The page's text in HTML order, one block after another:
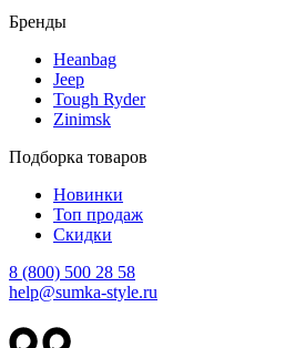
Бренды
Heanbag
Jeep
Tough Ryder
Zinimsk
Подборка товаров
Новинки
Топ продаж
Скидки
8 (800) 500 28 58
help@sumka-style.ru